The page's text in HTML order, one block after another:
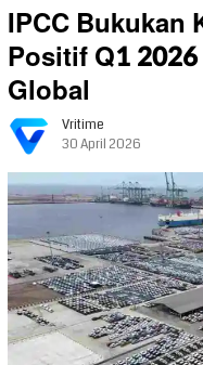
IPCC Bukukan
Positif Q1
Global
Vritime
30 April 2026